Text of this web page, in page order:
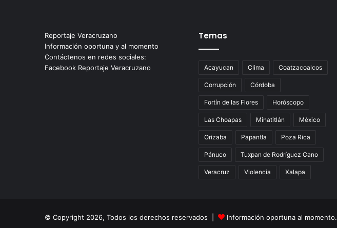
Reportaje Veracruzano
Información oportuna y al momento
Contáctenos en redes sociales:
Facebook Reportaje Veracruzano
Temas
Acayucan Clima Coatzacoalcos
Corrupción Córdoba
Fortín de las Flores Horóscopo
Las Choapas Minatitlán México
Orizaba Papantla Poza Rica
Pánuco Tuxpan de Rodríguez Cano
Veracruz Violencia Xalapa
© Copyright 2026, Todos los derechos reservados | Información oportuna al momento.